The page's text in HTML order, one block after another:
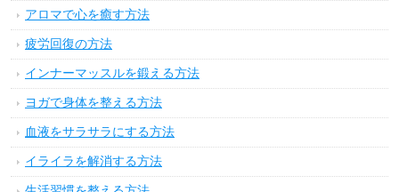
アロマで心を癒す方法
疲労回復の方法
インナーマッスルを鍛える方法
ヨガで身体を整える方法
血液をサラサラにする方法
イライラを解消する方法